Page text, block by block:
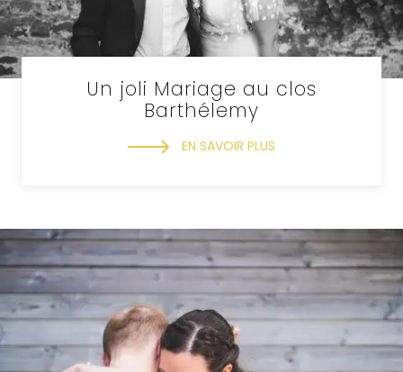
Un joli Mariage au clos
Barthélemy
EN SAVOIR PLUS